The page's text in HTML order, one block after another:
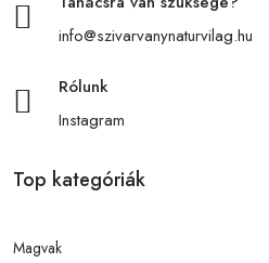
info@szivarvanynaturvilag.hu
Rólunk
Instagram
Top kategóriák
Magvak